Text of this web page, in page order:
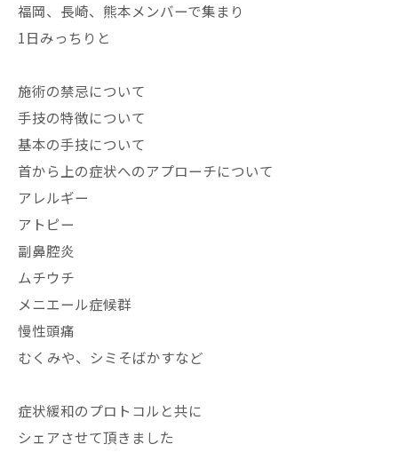
福岡、長崎、熊本メンバーで集まり
1日みっちりと
施術の禁忌について
手技の特徴について
基本の手技について
首から上の症状へのアプローチについて
アレルギー
アトピー
副鼻腔炎
ムチウチ
メニエール症候群
慢性頭痛
むくみや、シミそばかすなど
症状緩和のプロトコルと共に
シェアさせて頂きました